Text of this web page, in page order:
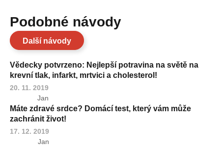
Podobné návody
Další návody
Vědecky potvrzeno: Nejlepší potravina na světě na
krevní tlak, infarkt, mrtvici a cholesterol!
20. 11. 2019
Jan
Máte zdravé srdce? Domácí test, který vám může
zachránit život!
17. 12. 2019
Jan